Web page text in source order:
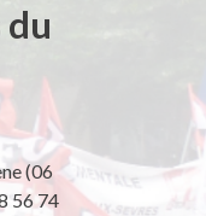
(06
56 74